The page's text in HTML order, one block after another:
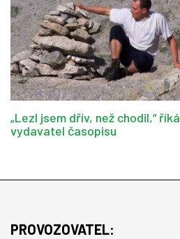
„Lezl jsem dřív, než chodil,“ říká
vydavatel časopisu
PROVOZOVATEL: